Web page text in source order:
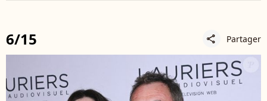
6/15 share Partager